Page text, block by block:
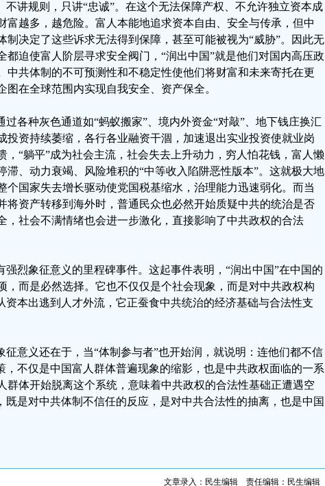
不讲规则，只讲“忠诚”。在这个无法保障产权、不允许独立资本成
富越多，越危险。富人本能地追求资本自由、安全与传承，但中
制决定了这些诉求无法得到保障，甚至可能被视为“威胁”。因此无
都迫使富人阶层寻求安全阀门，“润出中国”就是他们对国内高压政
中共体制的不可预测性和不稳定性使他们将财富和未来寄托在更
在全球范围内实现自我安全、资产保全。
过各种灰色通道如“蚂蚁搬家”、境内外资金“对敲”、地下钱庄换汇
投资持续萎缩，各行各业融资干涸，加速退出实业投资使就业岗
，“躺平”成为社会主流，社会失去上升动力，穷人怕花钱，富人懒
滞、动力衰竭、风险堆积的“中等收入陷阱恶性版本”。这就极大地
个国家失去增长驱动使党国税基缩水，治理能力迅速弱化。而当
将资产转移到海外时，普通民众也必然开始质疑中共的统治是否
，社会不满情绪也会进一步激化，直接影响了中共政权的合法
强烈象征意义的里程碑事件。这起事件表明，“润出中国”在中国的
，而是必然选择。它也不仅仅是个社会现象，而是对中共政权构
资本出逃到人才外流，它正蚕食中共统治的经济基础与合法性支
征意义还在于，当“体制参与者”也开始润，就说明：连他们都不信
，不仅是中国富人群体普遍现象的缩影，也是中共政权面临的一系
群体开始脱离这个系统，意味着中共政权的合法性基础正遭遇空
既是对中共体制不信任的反应，是对中共合法性的抽离，也是中国
文章录入：民生编辑 责任编辑：民生编辑